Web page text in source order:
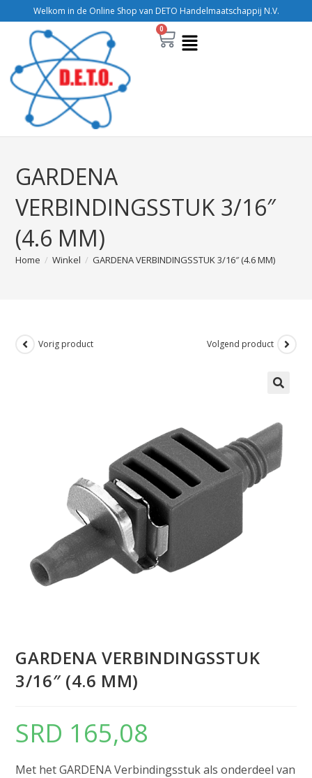
Welkom in de Online Shop van DETO Handelmaatschappij N.V.
0
GARDENA
VERBINDINGSSTUK 3/16″
(4.6 MM)
Home / Winkel / GARDENA VERBINDINGSSTUK 3/16″ (4.6 MM)
Vorig product Volgend product
GARDENA VERBINDINGSSTUK
3/16″ (4.6 MM)
SRD 165,08
Met het GARDENA Verbindingsstuk als onderdeel van